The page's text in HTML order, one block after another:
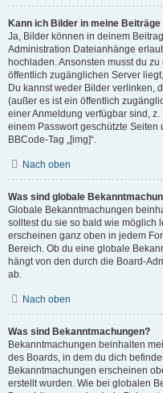
Kann ich Bilder in meine Beiträge
Ja, Bilder können in deinem
Administration Dateianhänge
hochladen. Ansonsten musst du
öffentlich zugänglichen Server
Du kannst weder Bilder verlinken,
(außer es ist ein öffentlich
einer Anmeldung verfügbar sind,
einem Passwort geschützte Seiten
BBCode-Tag „[img]“.
Nach oben
Was sind globale
Globale Bekanntmachungen
solltest du sie so bald wie möglich
erscheinen ganz oben in jedem
Bereich. Ob du eine globale
hängt von den durch die Board-
ab.
Nach oben
Was sind Bekanntmachungen?
Bekanntmachungen beinhalten
des Boards, in dem du dich
Bekanntmachungen erscheinen
erstellt wurden. Wie bei globalen